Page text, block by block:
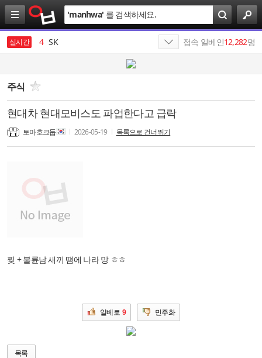
검
색
'manhwa' 를 검색하세요.
실시간
3 삼성전자
4 SK
6
7 SKT
8
최인근
9 SK이노베이션
1 19
접속 일베인12,282명
주식
현대차 현대모비스도 파업한다고 급락
토마호크둡 2026-05-19 목록으로 건너뛰기
찢 + 불륜남 새끼 떔에 나라 망 ㅎㅎ
일베로 9 민주화
목록